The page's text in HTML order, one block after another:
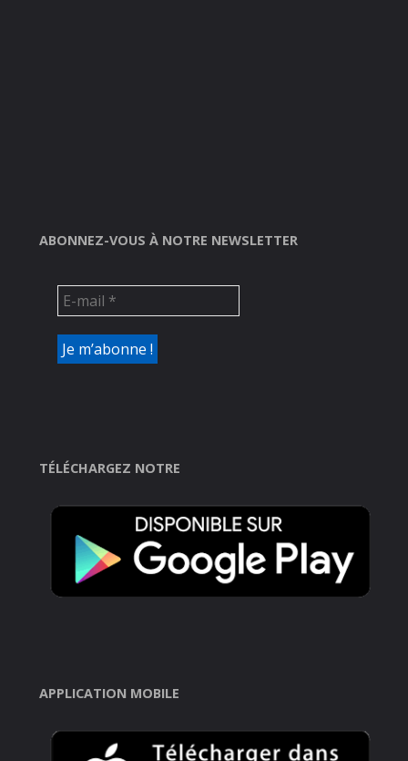
ABONNEZ-VOUS À NOTRE NEWSLETTER
TÉLÉCHARGEZ NOTRE
APPLICATION MOBILE